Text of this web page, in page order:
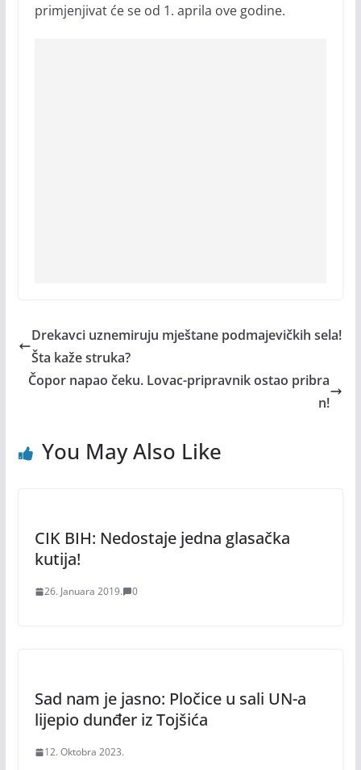
primjenjivat će se od 1. aprila ove godine.
Drekavci uznemiruju mještane podmajevičkih sela!
Šta kaže struka?
Čopor napao čeku. Lovac-pripravnik ostao pribra
n!
You May Also Like
CIK BIH: Nedostaje jedna glasačka
kutija!
26. Januara 2019. 0
Sad nam je jasno: Pločice u sali UN-a
lijepio dunđer iz Tojšića
12. Oktobra 2023.